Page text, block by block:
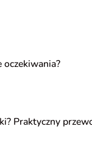
oczekiwania?
Praktyczny